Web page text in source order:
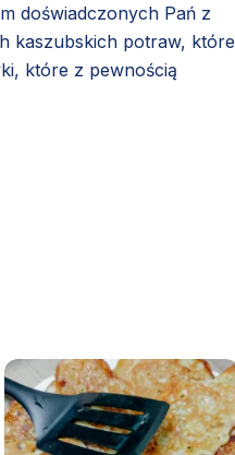
doświadczonych Pań z
kaszubskich potraw, które
które z pewnością